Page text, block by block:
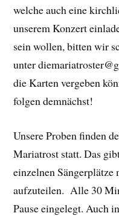
welche auch eine
unserem Konzert
sein wollen, bitten wir
unter
die Karten vergeben
folgen demnächst!
Unsere Proben finden
Mariatrost statt. Das
einzelnen
aufzuteilen. Alle 30
Pause eingelegt. Auch